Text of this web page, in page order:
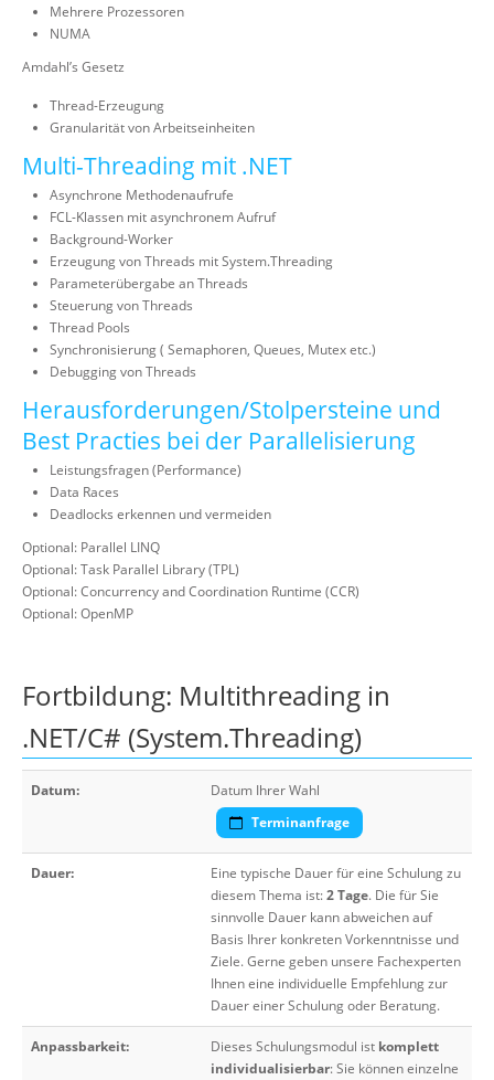
Mehrere Prozessoren
NUMA
Amdahl’s Gesetz
Thread-Erzeugung
Granularität von Arbeitseinheiten
Multi-Threading mit .NET
Asynchrone Methodenaufrufe
FCL-Klassen mit asynchronem Aufruf
Background-Worker
Erzeugung von Threads mit System.Threading
Parameterübergabe an Threads
Steuerung von Threads
Thread Pools
Synchronisierung ( Semaphoren, Queues, Mutex etc.)
Debugging von Threads
Herausforderungen/Stolpersteine und
Best Practies bei der Parallelisierung
Leistungsfragen (Performance)
Data Races
Deadlocks erkennen und vermeiden
Optional: Parallel LINQ
Optional: Task Parallel Library (TPL)
Optional: Concurrency and Coordination Runtime (CCR)
Optional: OpenMP
Fortbildung: Multithreading in
.NET/C# (System.Threading)
Datum:
Datum Ihrer Wahl
Terminanfrage
Dauer:
Eine typische Dauer für eine Schulung zu
diesem Thema ist:2 Tage. Die für Sie
sinnvolle Dauer kann abweichen auf
Basis Ihrer konkreten Vorkenntnisse und
Ziele. Gerne geben unsere Fachexperten
Ihnen eine individuelle Empfehlung zur
Dauer einer Schulung oder Beratung.
Anpassbarkeit: Dieses Schulungsmodul ist komplett
individualisierbar: Sie können einzelne